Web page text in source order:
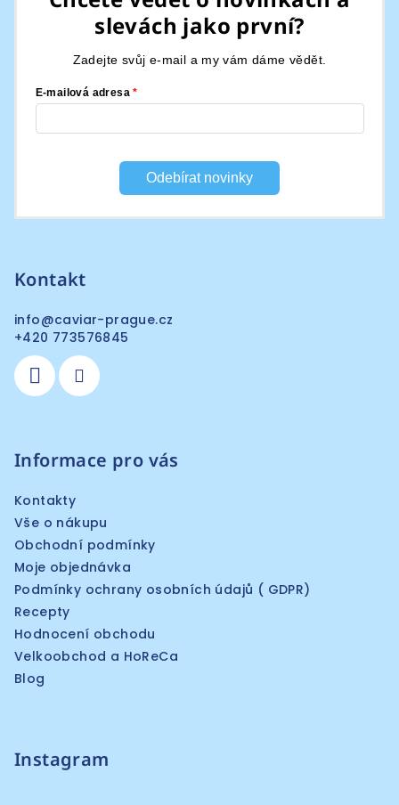
slevách jako první?
Zadejte svůj e-mail a my vám dáme vědět.
E-mailová adresa
Odebírat novinky
Kontakt
info@caviar-prague.cz
+420 773576845
Informace pro vás
Kontakty
Vše o nákupu
Obchodní podmínky
Moje objednávka
Podmínky ochrany osobních údajů ( GDPR)
Recepty
Hodnocení obchodu
Velkoobchod a HoReCa
Blog
Instagram